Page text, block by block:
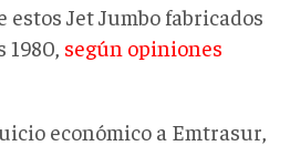
estos Jet Jumbo fabricados
según opiniones
económico a Emtrasur,